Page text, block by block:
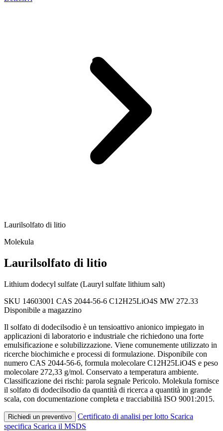
Laurilsolfato di litio
Molekula
Laurilsolfato di litio
Lithium dodecyl sulfate (Lauryl sulfate lithium salt)
SKU 14603001 CAS 2044-56-6 C12H25LiO4S MW 272.33
Disponibile a magazzino
Il solfato di dodecilsodio è un tensioattivo anionico impiegato in
applicazioni di laboratorio e industriale che richiedono una forte
emulsificazione e solubilizzazione. Viene comunemente utilizzato in
ricerche biochimiche e processi di formulazione. Disponibile con
numero CAS 2044-56-6, formula molecolare C12H25LiO4S e peso
molecolare 272,33 g/mol. Conservato a temperatura ambiente.
Classificazione dei rischi: parola segnale Pericolo. Molekula fornisce
il solfato di dodecilsodio da quantità di ricerca a quantità in grande
scala, con documentazione completa e tracciabilità ISO 9001:2015.
Richiedi un preventivo Certificato di analisi per lotto Scarica
specifica Scarica il MSDS